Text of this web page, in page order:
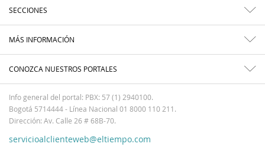
SECCIONES
MÁS INFORMACIÓN
CONOZCA NUESTROS PORTALES
Info general del portal: PBX: 57 (1) 2940100.
Bogotá 5714444 - Línea Nacional 01 8000 110 211.
Dirección: Av. Calle 26 # 68B-70.
servicioalclienteweb@eltiempo.com